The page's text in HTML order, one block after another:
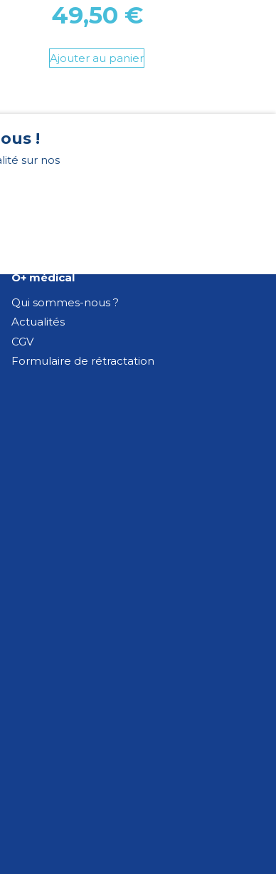
49,50 €
Ajouter au panier
!
sur nos
O+ médical
Qui sommes-nous ?
Actualités
CGV
Formulaire de rétractation